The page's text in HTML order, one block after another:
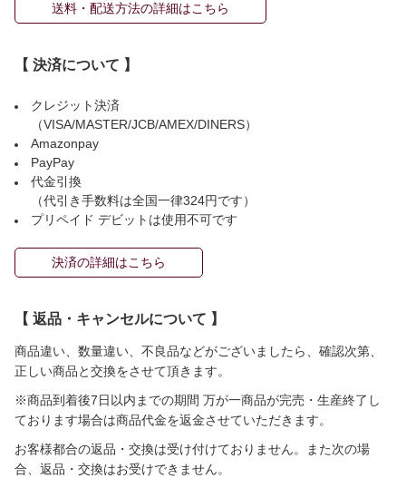
送料・配送方法の詳細はこちら
【 決済について 】
クレジット決済
（VISA/MASTER/JCB/AMEX/DINERS）
Amazonpay
PayPay
代金引換
（代引き手数料は全国一律324円です）
プリペイド デビットは使用不可です
決済の詳細はこちら
【 返品・キャンセルについて 】
商品違い、数量違い、不良品などがございましたら、確認次第、
正しい商品と交換をさせて頂きます。
※商品到着後7日以内までの期間 万が一商品が完売・生産終了し
ております場合は商品代金を返金させていただきます。
お客様都合の返品・交換は受け付けておりません。また次の場
合、返品・交換はお受けできません。